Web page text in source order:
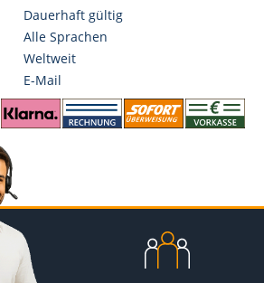
Dauerhaft gültig
Alle Sprachen
Weltweit
E-Mail